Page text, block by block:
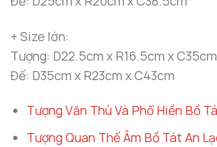
+ Size lớn:
Tượng: D22.5cm x R16.5cm x C35cm
Đế: D35cm x R23cm x C43cm
Tượng Văn Thù Và Phổ Hiền Bồ
Tượng Quan Thế Âm Bồ Tát An